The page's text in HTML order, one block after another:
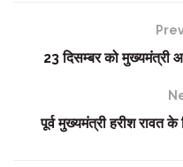
23 दिसम्बर को मुख्यमंत्री
पूर्व मुख्यमंत्री हरीश रावत